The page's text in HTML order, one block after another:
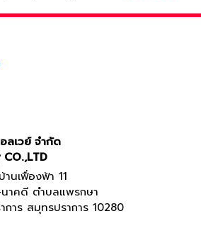
ลเวย์ จำกัด
นเฟื่องฟ้า 11
าคดี ตำบลแพรกษา
การ สมุทรปราการ 10280